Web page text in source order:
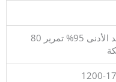
الحد الأدنى 95% تمرير 80
1200-